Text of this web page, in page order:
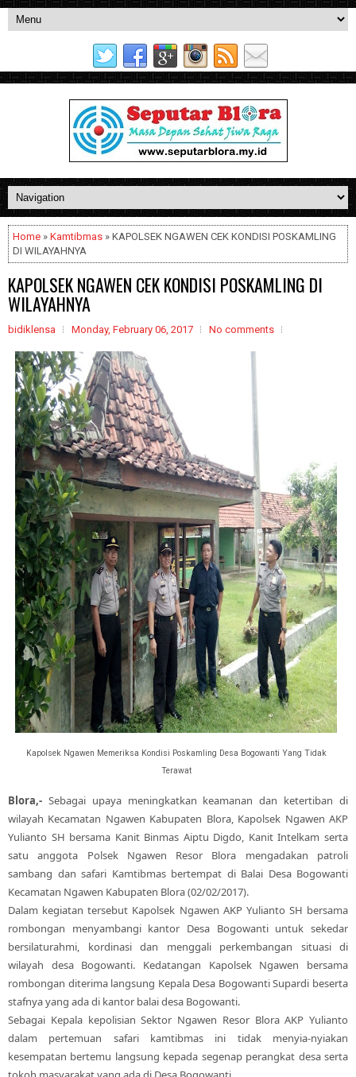
Home » Kamtibmas » KAPOLSEK NGAWEN CEK KONDISI POSKAMLING
DI WILAYAHNYA
KAPOLSEK NGAWEN CEK KONDISI POSKAMLING DI
WILAYAHNYA
bidiklensa Monday, February 06, 2017 No comments
Kapolsek Ngawen Memeriksa Kondisi Poskamling Desa Bogowanti Yang Tidak
Terawat
Blora,- Sebagai upaya meningkatkan keamanan dan ketertiban di
wilayah Kecamatan Ngawen Kabupaten Blora, Kapolsek Ngawen AKP
Yulianto SH bersama Kanit Binmas Aiptu Digdo, Kanit Intelkam serta
satu anggota Polsek Ngawen Resor Blora mengadakan patroli
sambang dan safari Kamtibmas bertempat di Balai Desa Bogowanti
Kecamatan Ngawen Kabupaten Blora (02/02/2017).
Dalam kegiatan tersebut Kapolsek Ngawen AKP Yulianto SH bersama
rombongan menyambangi kantor Desa Bogowanti untuk sekedar
bersilaturahmi, kordinasi dan menggali perkembangan situasi di
wilayah desa Bogowanti. Kedatangan Kapolsek Ngawen bersama
rombongan diterima langsung Kepala Desa Bogowanti Supardi beserta
stafnya yang ada di kantor balai desa Bogowanti.
Sebagai Kepala kepolisian Sektor Ngawen Resor Blora AKP Yulianto
dalam pertemuan safari kamtibmas ini tidak menyia-nyiakan
kesempatan bertemu langsung kepada segenap perangkat desa serta